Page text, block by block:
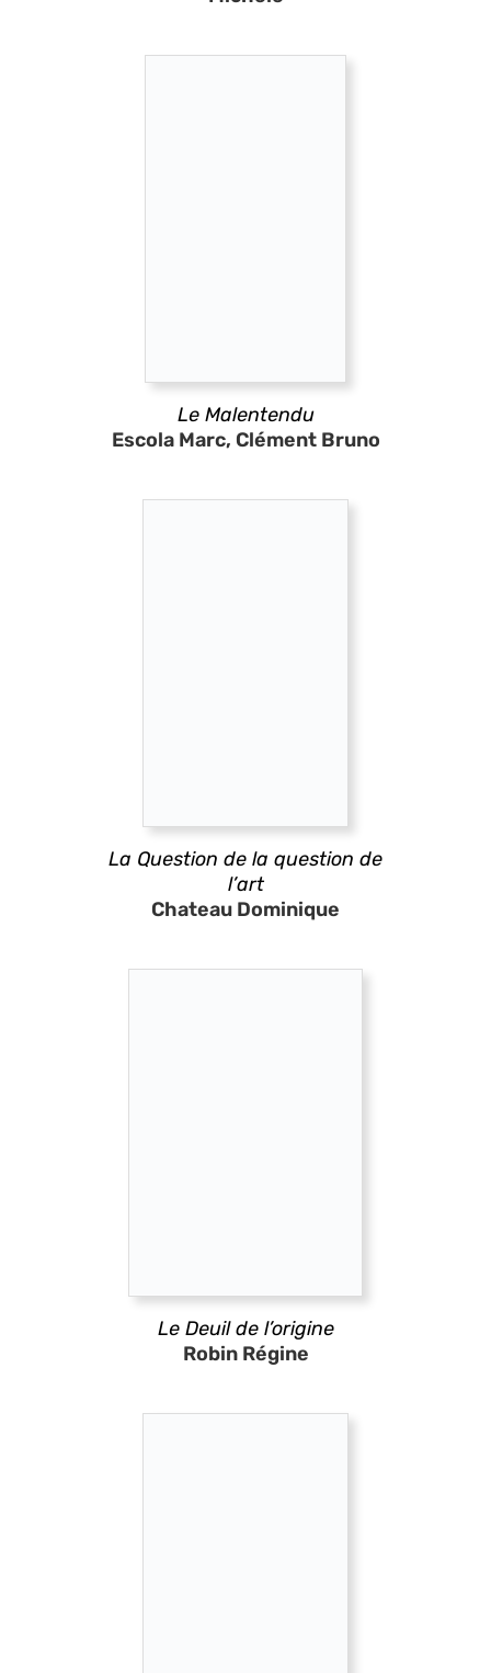
Le Malentendu
Escola Marc, Clément Bruno
La Question de la question de
l’art
Chateau Dominique
Le Deuil de l’origine
Robin Régine